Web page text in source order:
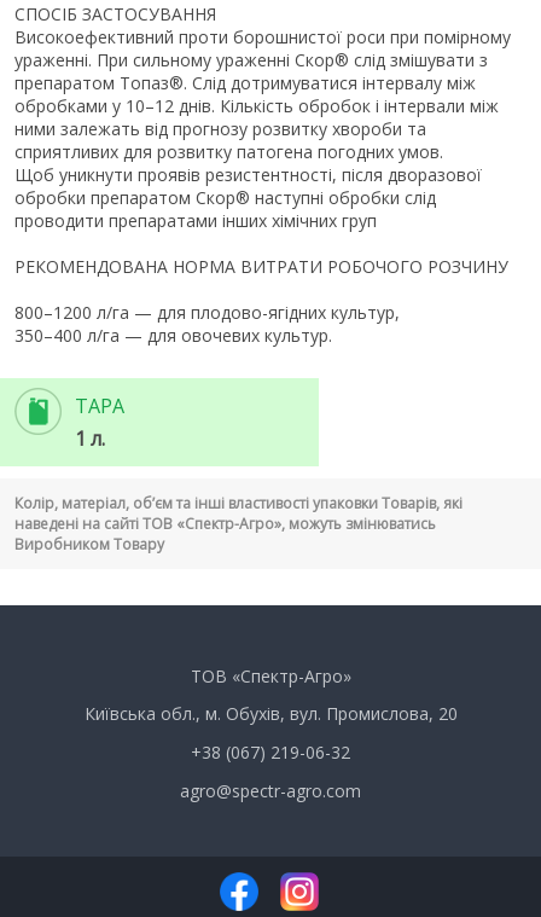
СПОСІБ ЗАСТОСУВАННЯ
Високоефективний проти борошнистої роси при помірному
ураженні. При сильному ураженні Скор® слід змішувати з
препаратом Топаз®. Слід дотримуватися інтервалу між
обробками у 10–12 днів. Кількість обробок і інтервали між
ними залежать від прогнозу розвитку хвороби та
сприятливих для розвитку патогена погодних умов.
Щоб уникнути проявів резистентності, після дворазової
обробки препаратом Скор® наступні обробки слід
проводити препаратами інших хімічних груп
РЕКОМЕНДОВАНА НОРМА ВИТРАТИ РОБОЧОГО РОЗЧИНУ
800–1200 л/га — для плодово-ягідних культур,
350–400 л/га — для овочевих культур.
ТАРА
1 л.
Колір, матеріал, об’єм та інші властивості упаковки Товарів, які
наведені на сайті ТОВ «Спектр-Агро», можуть змінюватись
Виробником Товару
ТОВ «Спектр-Агро»
Київська обл., м. Обухів, вул. Промислова, 20
+38 (067) 219-06-32
agro@spectr-agro.com